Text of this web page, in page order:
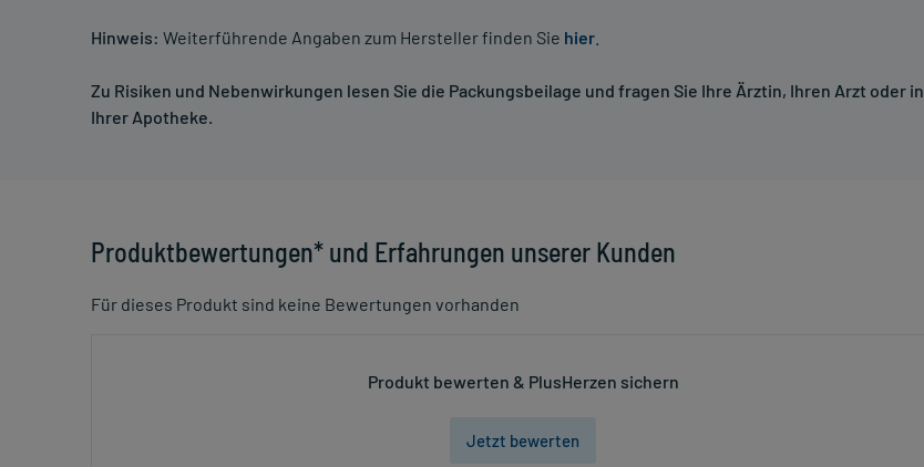
Hinweis: Weiterführende Angaben zum Hersteller finden Sie hier
Zu Risiken und Nebenwirkungen lesen Sie die Packungsbeilage und fragen Sie Ihre Ärztin, Ihren Arzt oder in
Ihrer Apotheke.
Produktbewertungen* und Erfahrungen unserer Kunden
Für dieses Produkt sind keine Bewertungen vorhanden
Produkt bewerten & PlusHerzen sichern
Jetzt bewerten